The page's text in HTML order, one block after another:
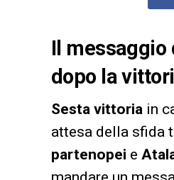
Il messaggio
dopo la
Sesta vittoria in
attesa della sfida
partenopei e